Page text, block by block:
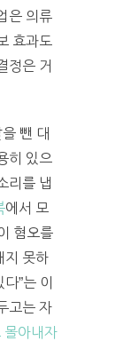
은 의류
효과도
정은 거
뺀 대
히 있으
리를 냅
에서 모
혐오를
지 못하
”는 이
고는 자
몰아내자